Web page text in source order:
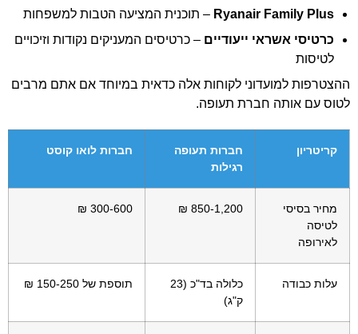
Ryanair Family Plus – תוכנית המציעה הטבות למשפחות
כרטיסי אשראי ייעודיים – כרטיסים המעניקים נקודות וזיכויים
לטיסות
ההצטרפות למועדוני לקוחות אלה כדאית במיוחד אם אתם מרבים
לטוס עם אותה חברת תעופה.
קריטריון
חברות תעופה
רגילות
חברות לואו קוסט
מחיר בסיסי
לטיסה
לאירופה
850-1,200 ₪
300-600 ₪
עלות כבודה
כלולה בד"כ (23
ק"ג)
תוספת של 150-250 ₪